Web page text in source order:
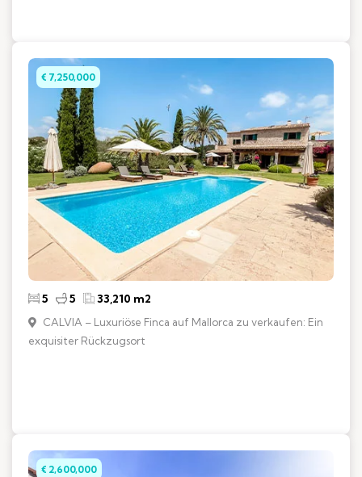
€ 7,250,000
5 5 33,210 m2
CALVIA – Luxuriöse Finca auf Mallorca zu verkaufen: Ein
exquisiter Rückzugsort
€ 2,600,000